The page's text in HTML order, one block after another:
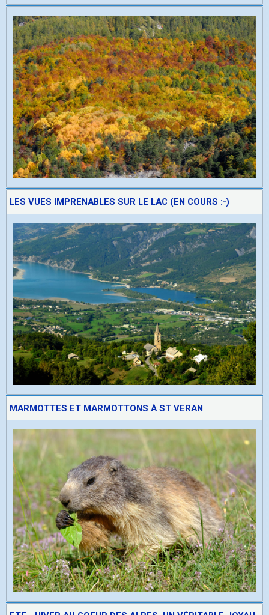
LES VUES IMPRENABLES SUR LE LAC (EN COURS :-)
MARMOTTES ET MARMOTTONS À ST VERAN